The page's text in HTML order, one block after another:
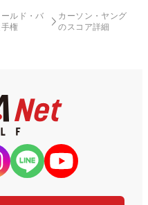
ルド・バ
権
カーソン・ヤング
のスコア詳細